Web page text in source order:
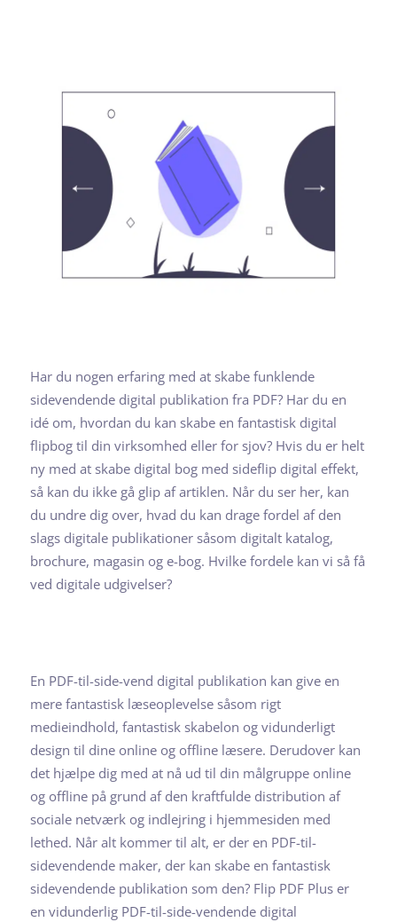
Har du nogen erfaring med at skabe funklende
sidevendende digital publikation fra PDF? Har du en
idé om, hvordan du kan skabe en fantastisk digital
flipbog til din virksomhed eller for sjov? Hvis du er helt
ny med at skabe digital bog med sideflip digital effekt,
så kan du ikke gå glip af artiklen. Når du ser her, kan
du undre dig over, hvad du kan drage fordel af den
slags digitale publikationer såsom digitalt katalog,
brochure, magasin og e-bog. Hvilke fordele kan vi så få
ved digitale udgivelser?
En PDF-til-side-vend digital publikation kan give en
mere fantastisk læseoplevelse såsom rigt
medieindhold, fantastisk skabelon og vidunderligt
design til dine online og offline læsere. Derudover kan
det hjælpe dig med at nå ud til din målgruppe online
og offline på grund af den kraftfulde distribution af
sociale netværk og indlejring i hjemmesiden med
lethed. Når alt kommer til alt, er der en PDF-til-
sidevendende maker, der kan skabe en fantastisk
sidevendende publikation som den? Flip PDF Plus er
en vidunderlig PDF-til-side-vendende digital